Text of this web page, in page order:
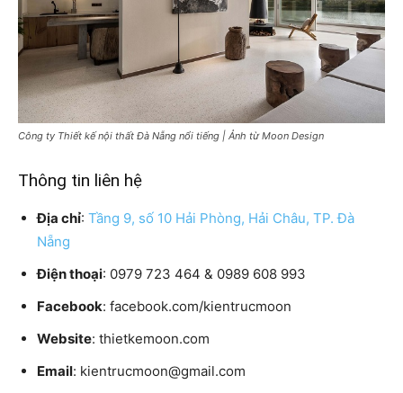
Công ty Thiết kế nội thất Đà Nẵng nổi tiếng | Ảnh từ Moon Design
Thông tin liên hệ
Địa chỉ: Tầng 9, số 10 Hải Phòng, Hải Châu, TP. Đà
Nẵng
Điện thoại: 0979 723 464 & 0989 608 993
Facebook: facebook.com/kientrucmoon
Website: thietkemoon.com
Email: kientrucmoon@gmail.com